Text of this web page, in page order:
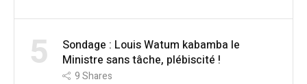
5
Sondage : Louis Watum kabamba le
Ministre sans tâche, plébiscité !
9Shares